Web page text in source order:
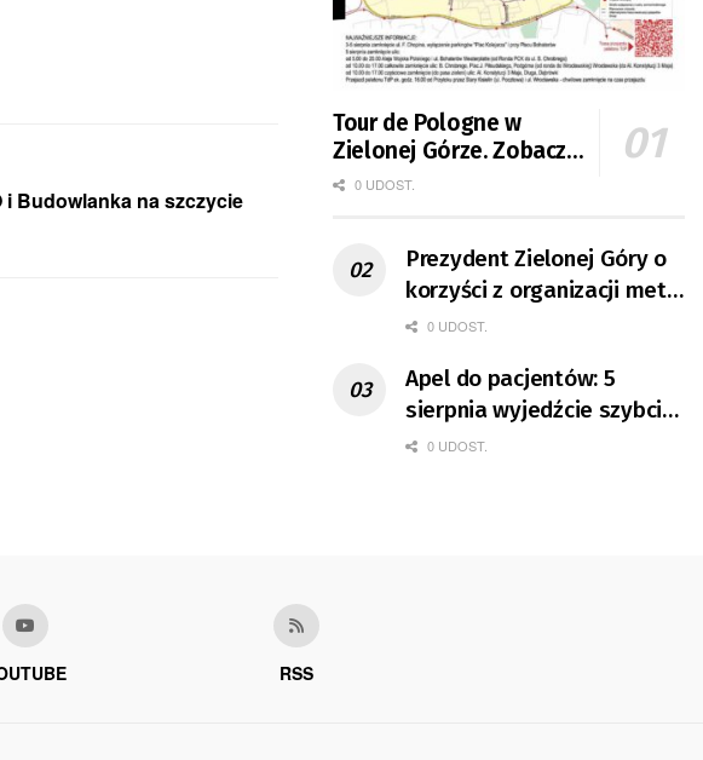
Budowlanka na szczycie
Tour de Pologne w
Zielonej Górze. Zobacz
zmiany w organizacji
0 UDOST.
Prezydent Zielonej Góry o
korzyści z organizacji mety
Tour de Pologne
0 UDOST.
Apel do pacjentów: 5
sierpnia wyjedźcie szybciej
z domów
0 UDOST.
RSS